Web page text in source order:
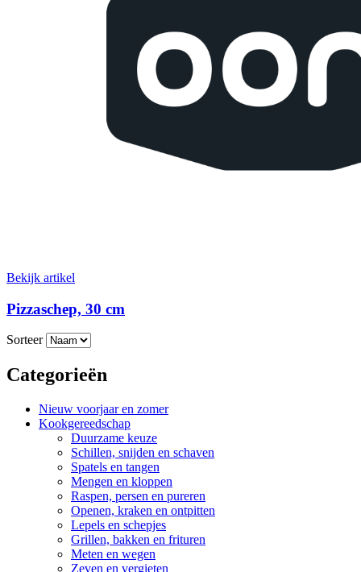
Bekijk artikel
Pizzaschep, 30 cm
Sorteer
Categorieën
Nieuw voorjaar en zomer
Kookgereedschap
Duurzame keuze
Schillen, snijden en schaven
Spatels en tangen
Mengen en kloppen
Raspen, persen en pureren
Openen, kraken en ontpitten
Lepels en schepjes
Grillen, bakken en frituren
Meten en wegen
Zeven en vergieten